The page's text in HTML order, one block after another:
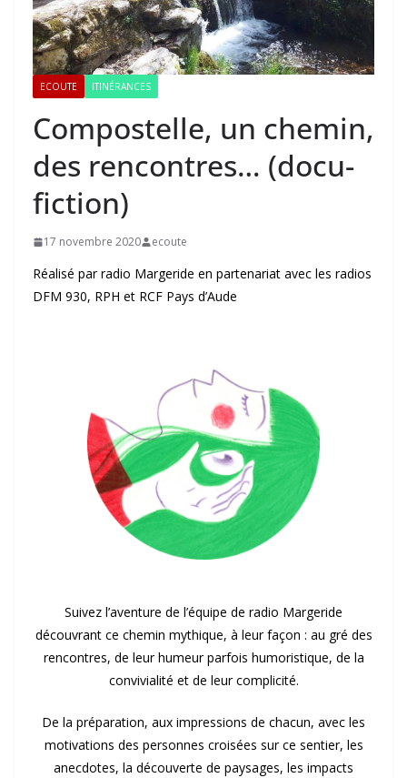
ECOUTE ITINÉRANCES
Compostelle, un chemin,
des rencontres… (docu-
fiction)
17 novembre 2020 ecoute
Réalisé par radio Margeride en partenariat avec les radios
DFM 930, RPH et RCF Pays d’Aude
Suivez l’aventure de l’équipe de radio Margeride
découvrant ce chemin mythique, à leur façon : au gré des
rencontres, de leur humeur parfois humoristique, de la
convivialité et de leur complicité.
De la préparation, aux impressions de chacun, avec les
motivations des personnes croisées sur ce sentier, les
anecdotes, la découverte de paysages, les impacts